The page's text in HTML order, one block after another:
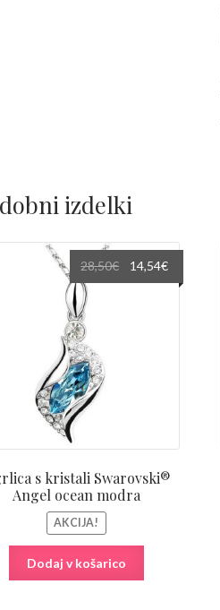
izdelki
s kristali Swarovski®
Angel ocean modra
AKCIJA!
28,50€
Izvirna
cena
14,54€Trenutna
cena
Dodaj v košarico